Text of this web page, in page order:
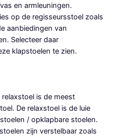
en armleuningen.
op de regisseursstoel zoals
aanbiedingen van
Selecteer daar
klapstoelen te zien.
is de meest
De relaxstoel is de luie
/ opklapbare stoelen.
zijn verstelbaar zoals